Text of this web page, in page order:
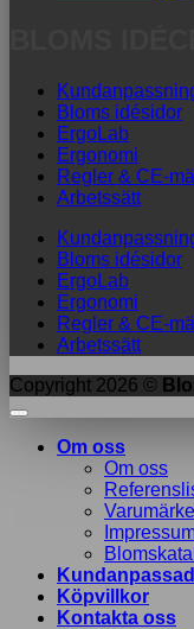
Bloms idésidor
ErgoLab
Ergonomi
Regler & CE-
Arbetssätt
Bloms idésidor
ErgoLab
Ergonomi
Regler & CE-
Arbetssätt
Copyright 2026 ©
Om oss
Om oss
Köpvillkor
Kontakta oss